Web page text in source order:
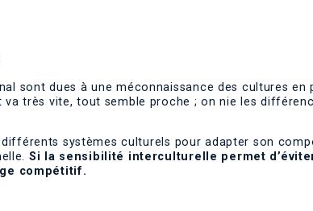
sont dues à une méconnaissance des cultures en
très vite, tout semble proche ; on nie les
systèmes culturels pour adapter son
Si la sensibilité interculturelle permet
compétitif.